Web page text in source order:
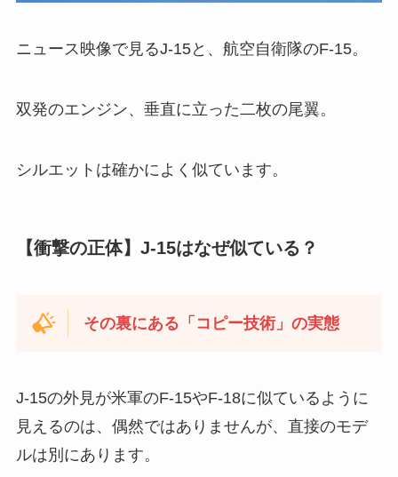
ニュース映像で見るJ-15と、航空自衛隊のF-15。
双発のエンジン、垂直に立った二枚の尾翼。
シルエットは確かによく似ています。
【衝撃の正体】J-15はなぜ似ている？
その裏にある「コピー技術」の実態
J-15の外見が米軍のF-15やF-18に似ているように
見えるのは、偶然ではありませんが、直接のモデ
ルは別にあります。